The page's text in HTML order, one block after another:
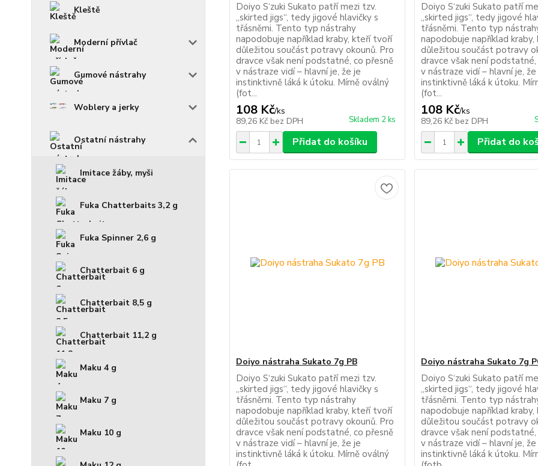
Kleště
Moderní přívlač
Gumové nástrahy
Woblery a jerky
Ostatní nástrahy
Imitace žáby, myši
Fuka Chatterbaits 3,2 g
Fuka Spinner 2,6 g
Chatterbait 6 g
Chatterbait 8,5 g
Chatterbait 11,2 g
Maku 4 g
Maku 7 g
Maku 10 g
Doiyo S‘zuki Sukato patří mezi tzv.
„skirted jigs“, tedy jigové hlavičky s
třásněmi. Tento typ nástrahy
napodobuje například kraby, kteří tvoří
důležitou součást potravy okounů. Pro
dravce však není podstatné, co přesně
v nástraze vidí – hlavní je, že je
instinktivně láká k útoku. Mírně oválný
(fot...
108 Kč/ks
89,26 Kč bez DPH Skladem 2 ks
Přidat do košíku
Doiyo S‘zuki Sukato patří
„skirted jigs“, tedy jigové
třásněmi. Tento typ
napodobuje například
důležitou součást potravy
dravce však není
v nástraze vidí – hlavní je, že
instinktivně láká k útoku.
(fot...
108 Kč/ks
89,26 Kč bez DPH
Přidat do
Doiyo nástraha Sukato 7g PB
Doiyo S‘zuki Sukato patří mezi tzv.
„skirted jigs“, tedy jigové hlavičky s
třásněmi. Tento typ nástrahy
napodobuje například kraby, kteří tvoří
důležitou součást potravy okounů. Pro
dravce však není podstatné, co přesně
v nástraze vidí – hlavní je, že je
instinktivně láká k útoku. Mírně oválný
Doiyo nástraha Sukato 7g
Doiyo S‘zuki Sukato patří
„skirted jigs“, tedy jigové
třásněmi. Tento typ
napodobuje například
důležitou součást potravy
dravce však není
v nástraze vidí – hlavní je, že
instinktivně láká k útoku.